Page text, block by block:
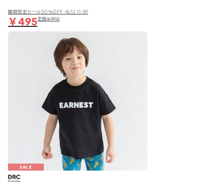
期間限定セール50％OFF~8/12 11:59
￥495定価￥990
SALE